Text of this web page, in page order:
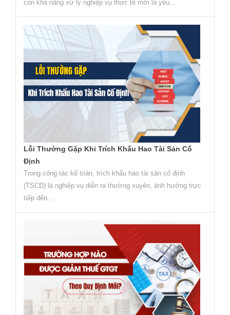
còn khả năng xử lý nghiệp vụ thực tế mới là yếu...
Lỗi Thường Gặp Khi Trích Khấu Hao Tài Sản Cố
Định
Trong công tác kế toán, trích khấu hao tài sản cố định
(TSCĐ) là nghiệp vụ diễn ra thường xuyên, ảnh hưởng trực
tiếp đến...